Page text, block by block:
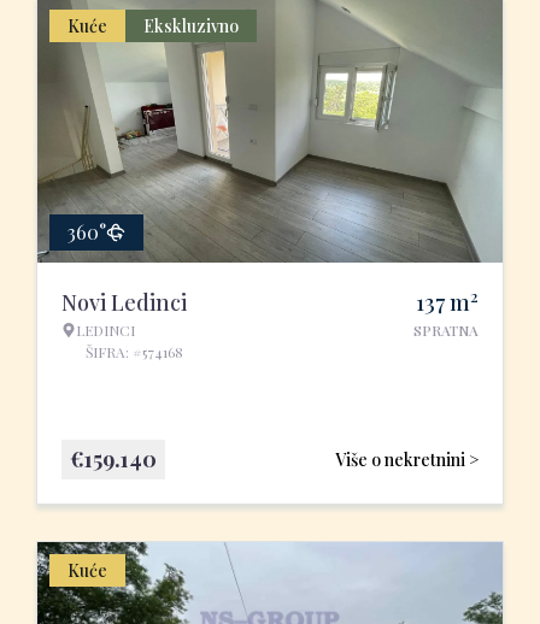
Kuće Ekskluzivno
360°
Novi Ledinci
LEDINCI
ŠIFRA: #574168
137m2
SPRATNA
Više o nekretnini >
€159.140
Kuće